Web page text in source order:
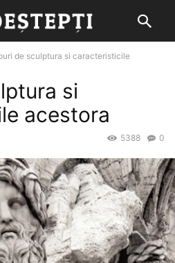
de sculptura si caracteristicile
si
acestora
0
5388